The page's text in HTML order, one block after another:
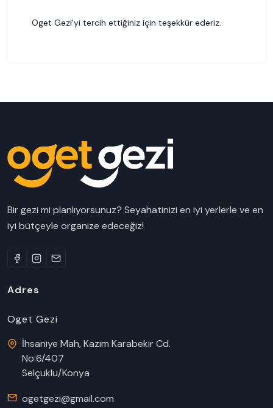
Oget Gezi'yi tercih ettiğiniz için teşekkür ederiz.
Bir gezi mi planlıyorsunuz? Seyahatinizi en iyi yerlerle ve en
iyi bütçeyle organize edeceğiz!
Adres
Oget Gezi
İhsaniye Mah, Kazım Karabekir Cd.
No:6/407
Selçuklu/Konya
ogetgezi@gmail.com